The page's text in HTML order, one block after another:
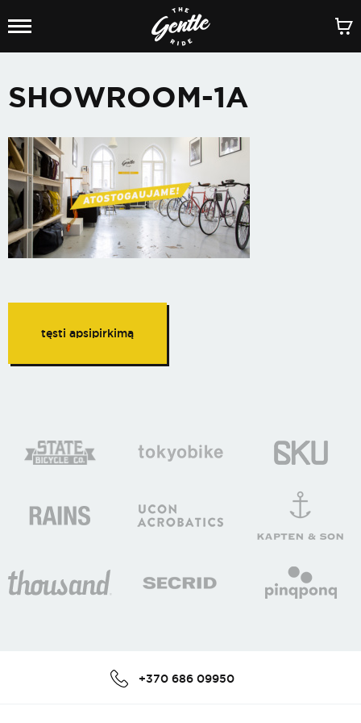
SHOWROOM-1A
tęsti apsipirkimą
+370 686 09950